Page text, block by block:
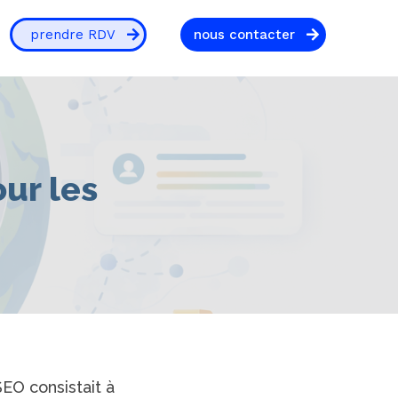
prendre RDV nous contacter
les
consistait à